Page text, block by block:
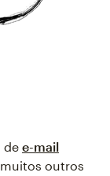
de e-mail
outros